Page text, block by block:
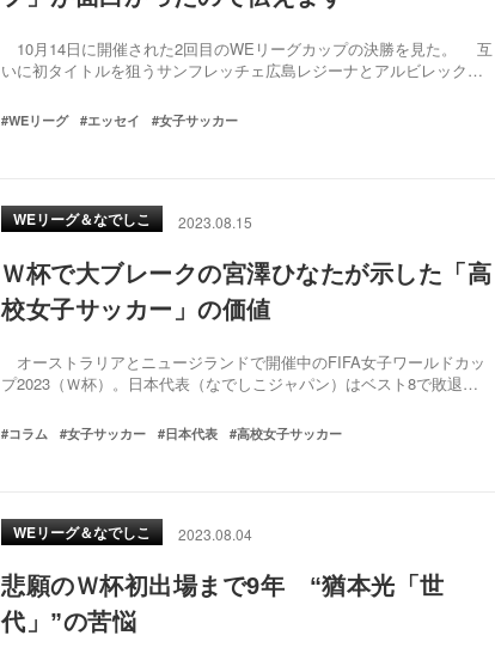
10月14日に開催された2回目のWEリーグカップの決勝を見た。 互
いに初タイトルを狙うサンフレッチェ広島レジーナとアルビレック…
#WEリーグ #エッセイ #女子サッカー
WEリーグ＆なでしこ 2023.08.15
Ｗ杯で大ブレークの宮澤ひなたが示した「高
校女子サッカー」の価値
オーストラリアとニュージランドで開催中のFIFA女子ワールドカッ
プ2023（Ｗ杯）。日本代表（なでしこジャパン）はベスト8で敗退…
#コラム #女子サッカー #日本代表 #高校女子サッカー
WEリーグ＆なでしこ 2023.08.04
悲願のＷ杯初出場まで9年 “猶本光「世
代」”の苦悩